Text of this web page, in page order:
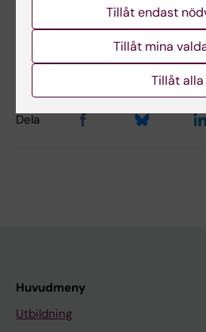
Innehållsgranskare:
Sidan uppdaterad:2026-05-21
Dela
Huvudmeny
Utbildning
Tillåt endast
Tillåt mina
Tillåt alla